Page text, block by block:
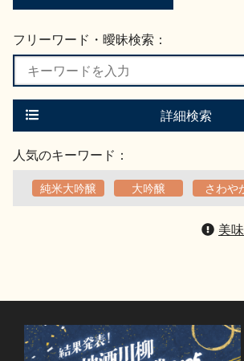
フリーワード・曖昧検索：
詳細検索
人気のキーワード：
純米大吟醸 大吟醸 さわや
美